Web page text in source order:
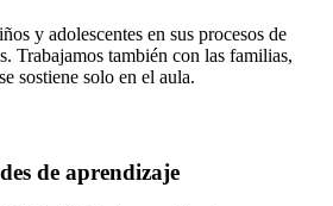
y adolescentes en sus procesos de
Trabajamos también con las familias,
sostiene solo en el aula.
de aprendizaje